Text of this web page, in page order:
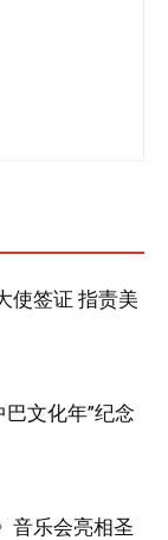
使签证 指责美
文化年”纪念
音乐会亮相圣